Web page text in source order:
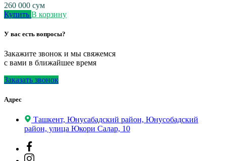
260 000 сум
Купить В корзину
У вас есть вопросы?
Закажите звонок и мы свяжемся
с вами в ближайшее время
Заказать звонок
Адрес
Ташкент, Юнусабадский район, Юнусобадский
район, улица Юкори Салар, 10